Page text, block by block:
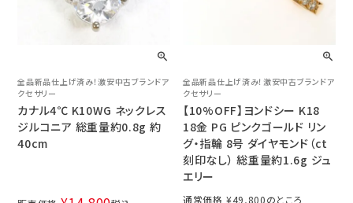
全品新品仕上げ済み！激安中古ブランドア
クセサリー
カナル4℃ K10WG ネックレス
ジルコニア 総重量約0.8g 約
40cm
全品新品仕上げ済み！激安中古ブランドア
クセサリー
【10%OFF】ヨンドシー K18
18金 PG ピンクゴールド リン
グ・指輪 8号 ダイヤモンド（ct
刻印なし） 総重量約1.6g ジュ
エリー
通常価格 ¥49,800